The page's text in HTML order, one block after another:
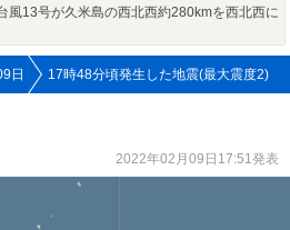
風13号が久米島の西北西約280kmを西北西に
日 17時48分頃発生した地震(最大震度2)
2022年02月09日17:51発表